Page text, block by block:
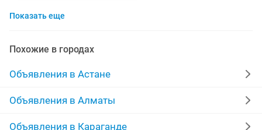
ремонт кондиционеров
мелкий ремонт ремонт бытовой техники
ремонт кровли крыши
Показать еще
Похожие в городах
Объявления в Астане
Объявления в Алматы
Объявления в Караганде